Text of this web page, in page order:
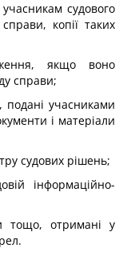
судового
копії таких
якщо воно
справи;
подані учасниками
і матеріали
судових рішень;
інформаційно-
тощо, отримані у